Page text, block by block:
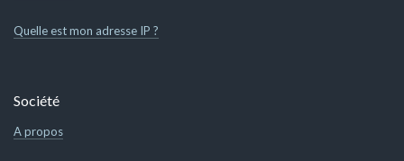
Quelle est mon adresse IP ?
Société
A propos